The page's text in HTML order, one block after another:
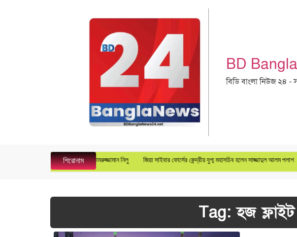
BD
বিডি বাংলা নিউজ ২৪ -
শিরোনাম
ম্যানেজার হিসেবে যোগদান করলেন কামরুজ্জামান নিলু জিয়া সাইবার ফোর্সের কেন্দ্রীয় যুগ্ম মহাসচিব হলেন সাজ্জাদুল আলম পলাশ
Tag:হজ ফ্লাইট